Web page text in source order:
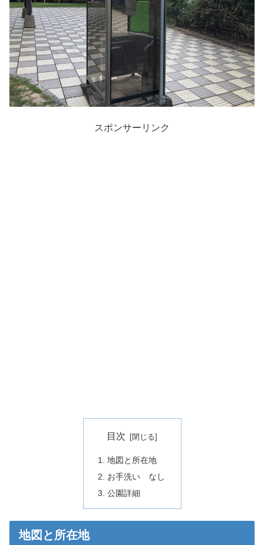
スポンサーリンク
目次
地図と所在地
お手洗い なし
公園詳細
地図と所在地